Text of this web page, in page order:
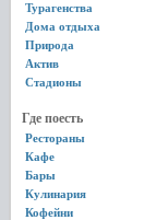
Турагенства
Дома отдыха
Природа
Актив
Стадионы
Где поесть
Рестораны
Кафе
Бары
Кулинария
Кофейни